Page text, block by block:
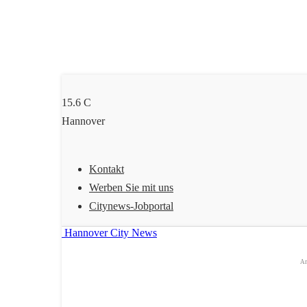
15.6 C
Hannover
Kontakt
Werben Sie mit uns
Citynews-Jobportal
Hannover City News